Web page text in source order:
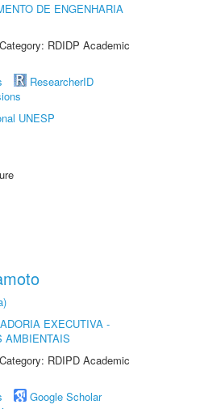
DE ENGENHARIA
RDIDP Academic
ResearcherID
UNESP
EXECUTIVA -
AMBIENTAIS
RDIPD Academic
Google Scholar